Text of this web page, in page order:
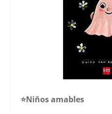
⭐️Niños amables